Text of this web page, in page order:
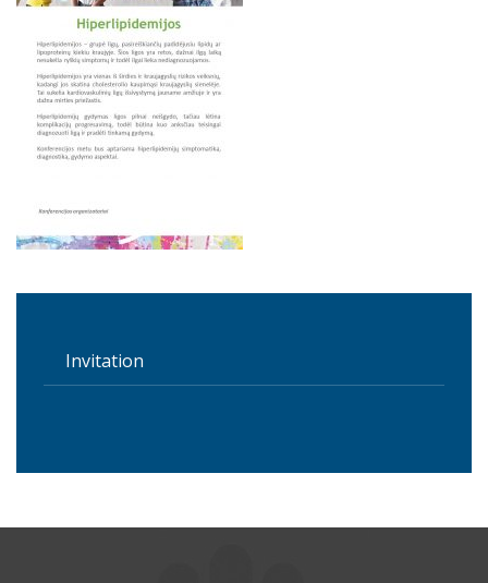
Invitation